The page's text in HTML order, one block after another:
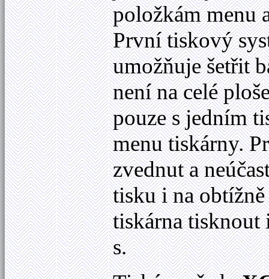
položkám menu
První tiskový
umožňuje šetřit
není na celé
pouze s jedním
menu tiskárny.
zvednut a
tisku i na
tiskárna
s.